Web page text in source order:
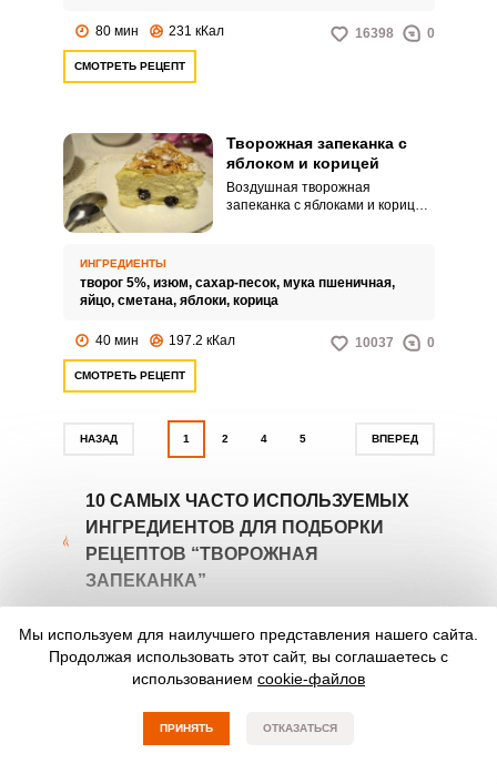
80 мин 231 кКал 16398 0
СМОТРЕТЬ РЕЦЕПТ
Творожная запеканка с
яблоком и корицей
Воздушная творожная
запеканка с яблоками и корицей
теста и сухофруктов с кислинкой
яблок, идеально подчеркнутое
ароматом корицы придется по
заставит всю семью собраться
ИНГРЕДИЕНТЫ
творог 5%, изюм, сахар-песок, мука пшеничная,
яйцо, сметана, яблоки, корица
40 мин 197.2 кКал 10037 0
СМОТРЕТЬ РЕЦЕПТ
НАЗАД 1 2 4 5 ВПЕРЕД
10 САМЫХ ЧАСТО ИСПОЛЬЗУЕМЫХ
ИНГРЕДИЕНТОВ ДЛЯ ПОДБОРКИ
РЕЦЕПТОВ “ТВОРОЖНАЯ
ЗАПЕКАНКА”
Яйцо 11.5
Мы используем для наилучшего представления нашего сайта.
Продолжая использовать этот сайт, вы соглашаетесь с
использованием cookie-файлов
ПРИНЯТЬ ОТКАЗАТЬСЯ